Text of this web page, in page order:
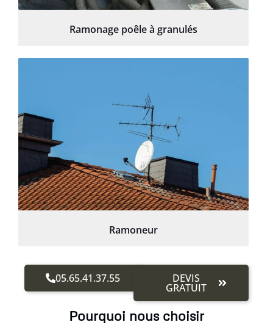
Ramonage poêle à granulés
Ramoneur
05.65.41.37.55 DEVIS
GRATUIT
Pourquoi nous choisir